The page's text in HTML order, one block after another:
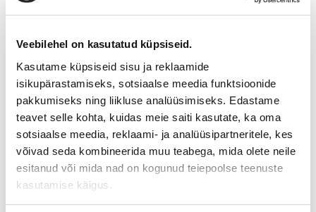
Veebilehel on kasutatud küpsiseid.
Kasutame küpsiseid sisu ja reklaamide
isikupärastamiseks, sotsiaalse meedia funktsioonide
pakkumiseks ning liikluse analüüsimiseks. Edastame
teavet selle kohta, kuidas meie saiti kasutate, ka oma
sotsiaalse meedia, reklaami- ja analüüsipartneritele, kes
võivad seda kombineerida muu teabega, mida olete neile
esitanud või mida nad on kogunud teiepoolse teenuste
kasutamise käigus.
Paikka:
Wisio, Turun Ammatti-instituutti
Osoite:
Mietityttääkö yrityksen myyminen tai ostaminen? Mitä
pitäisi tehdä, milloin ja missä järjestyksessä? Kuka auttaa
valmistautumaan, kuka kaupan rahoittaa, kuka tekee
kauppakirjan? Varsinais-Suomen omistajanvaihdospalvelun
asiantuntijaklinikalla saat asiantuntijoilta käytännön
vinkkejä omistajanvaihdosasiassa etenemiseen liittyen.